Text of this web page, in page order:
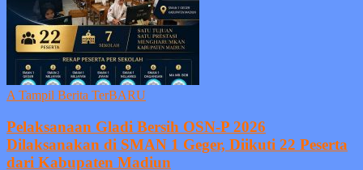
A Tampil Berita TerBARU
Pelaksanaan Gladi Bersih OSN-P 2026
Dilaksanakan di SMAN 1 Geger, Diikuti 22 Peserta
dari Kabupaten Madiun